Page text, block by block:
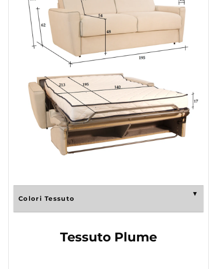
Colori Tessuto
Tessuto Plume